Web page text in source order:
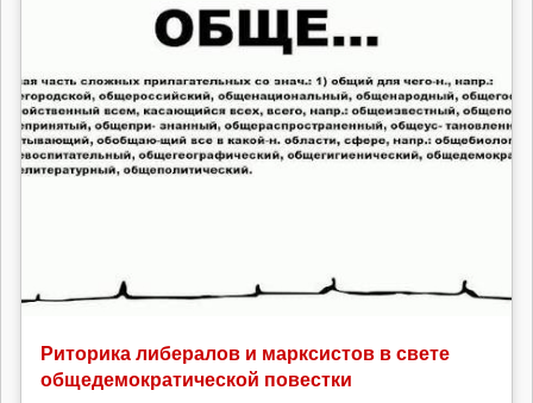
Риторика либералов и марксистов в свете
общедемократической повестки